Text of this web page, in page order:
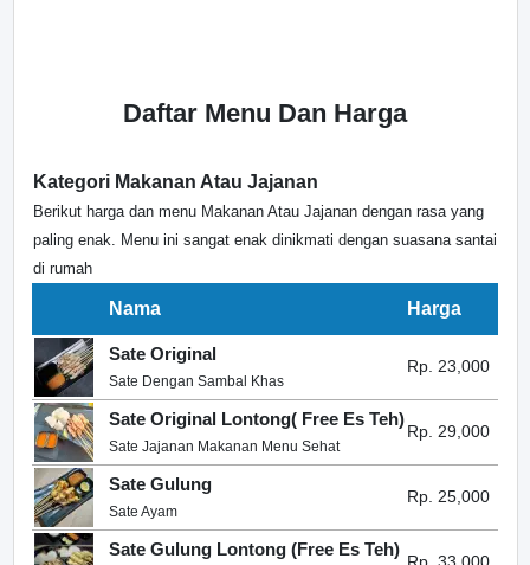
Daftar Menu Dan Harga
Kategori Makanan Atau Jajanan
Berikut harga dan menu Makanan Atau Jajanan dengan rasa yang
paling enak. Menu ini sangat enak dinikmati dengan suasana santai
di rumah
Nama Harga
Sate Original
Sate Dengan Sambal Khas
Rp. 23,000
Sate Original Lontong( Free Es Teh)
Sate Jajanan Makanan Menu Sehat
Rp. 29,000
Sate Gulung
Sate Ayam
Rp. 25,000
Sate Gulung Lontong (Free Es Teh)